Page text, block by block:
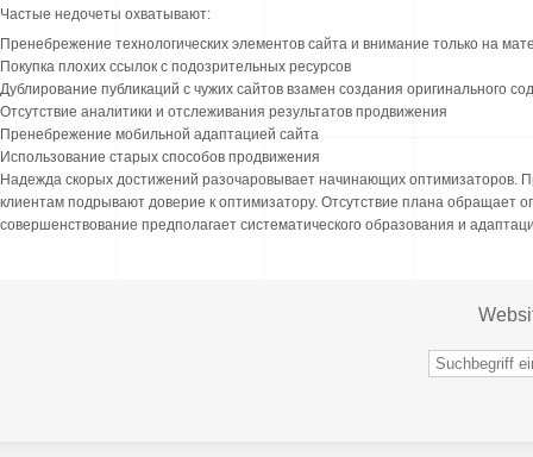
Частые недочеты охватывают:
Пренебрежение технологических элементов сайта и внимание только на
Покупка плохих ссылок с подозрительных ресурсов
Дублирование публикаций с чужих сайтов взамен создания оригинального
Отсутствие аналитики и отслеживания результатов продвижения
Пренебрежение мобильной адаптацией сайта
Использование старых способов продвижения
Надежда скорых достижений разочаровывает начинающих оптимизаторов.
клиентам подрывают доверие к оптимизатору. Отсутствие плана
совершенствование предполагает систематического образования и